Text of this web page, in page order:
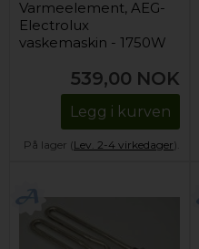
Varmeelement, AEG-
Electrolux
vaskemaskin - 1750W
539,00 NOK
Legg i kurven
På lager (Lev. 2-4 virkedager).